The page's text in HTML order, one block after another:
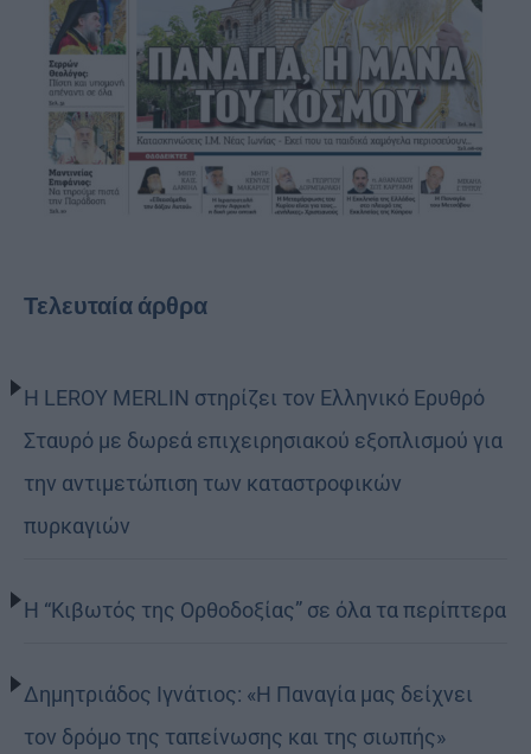
Τελευταία άρθρα
Η LEROY MERLIN στηρίζει τον Ελληνικό Ερυθρό
Σταυρό με δωρεά επιχειρησιακού εξοπλισμού για
την αντιμετώπιση των καταστροφικών
πυρκαγιών
Η “Κιβωτός της Ορθοδοξίας” σε όλα τα περίπτερα
Δημητριάδος Ιγνάτιος: «Η Παναγία μας δείχνει
τον δρόμο της ταπείνωσης και της σιωπής»